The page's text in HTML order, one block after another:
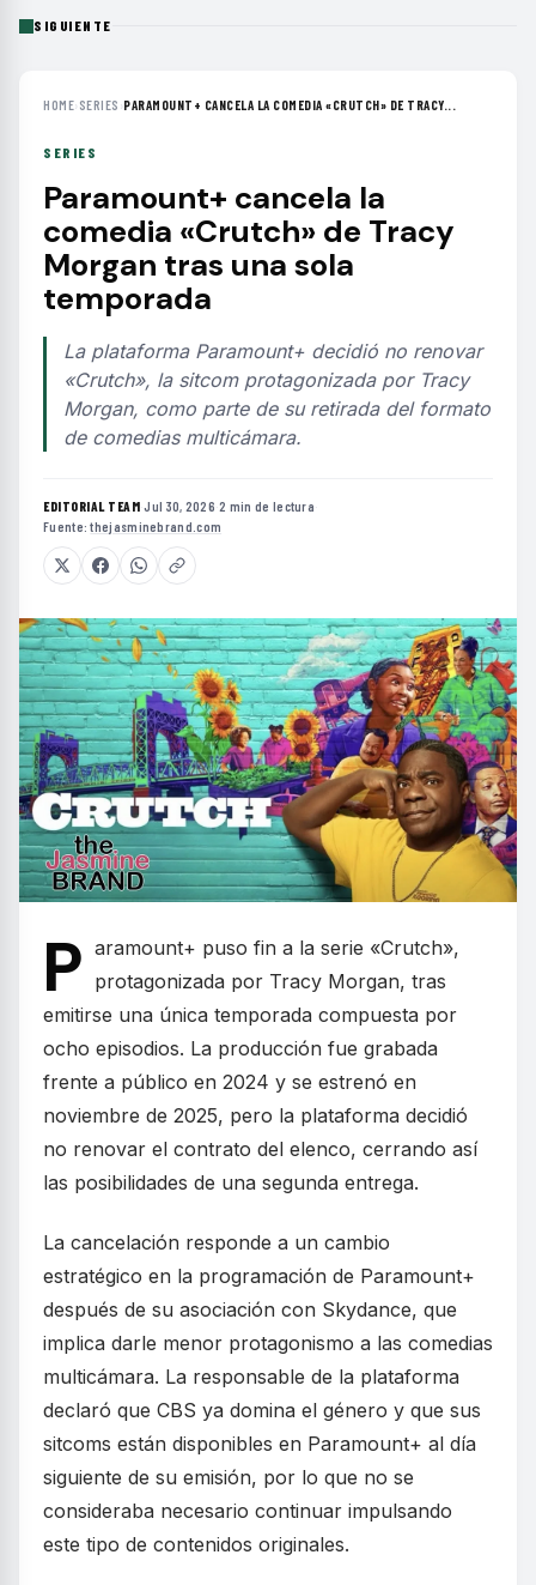
SIGUIENTE
HOME› SERIES ›PARAMOUNT+ CANCELA LA COMEDIA «CRUTCH» DE TRACY...
SERIES
Paramount+ cancela la
comedia «Crutch» de Tracy
Morgan tras una sola
temporada
La plataforma Paramount+ decidió no renovar
«Crutch», la sitcom protagonizada por Tracy
Morgan, como parte de su retirada del formato
de comedias multicámara.
EDITORIAL TEAM·Jul 30, 2026·2 min de lectura·
Fuente:thejasminebrand.com
P aramount+ puso fin a la serie «Crutch»,
protagonizada por Tracy Morgan, tras
emitirse una única temporada compuesta por
ocho episodios. La producción fue grabada
frente a público en 2024 y se estrenó en
noviembre de 2025, pero la plataforma decidió
no renovar el contrato del elenco, cerrando así
las posibilidades de una segunda entrega.
La cancelación responde a un cambio
estratégico en la programación de Paramount+
después de su asociación con Skydance, que
implica darle menor protagonismo a las comedias
multicámara. La responsable de la plataforma
declaró que CBS ya domina el género y que sus
sitcoms están disponibles en Paramount+ al día
siguiente de su emisión, por lo que no se
consideraba necesario continuar impulsando
este tipo de contenidos originales.